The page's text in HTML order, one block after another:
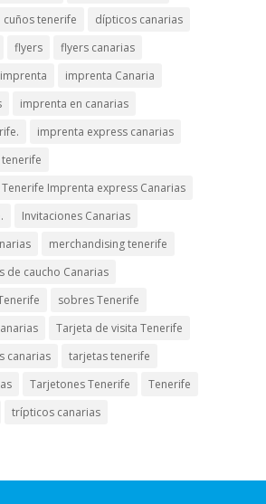
cuños tenerife
dípticos canarias
flyers
flyers canarias
imprenta
imprenta Canaria
imprenta en canarias
imprenta express canarias
Imprenta express Canarias
Invitaciones Canarias
merchandising tenerife
de caucho Canarias
sobres Tenerife
Tarjeta de visita Tenerife
canarias
tarjetas tenerife
Tarjetones Tenerife
Tenerife
trípticos canarias